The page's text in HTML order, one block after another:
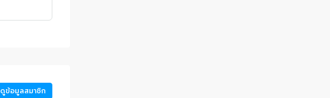
ดูข้อมูลสมาชิก